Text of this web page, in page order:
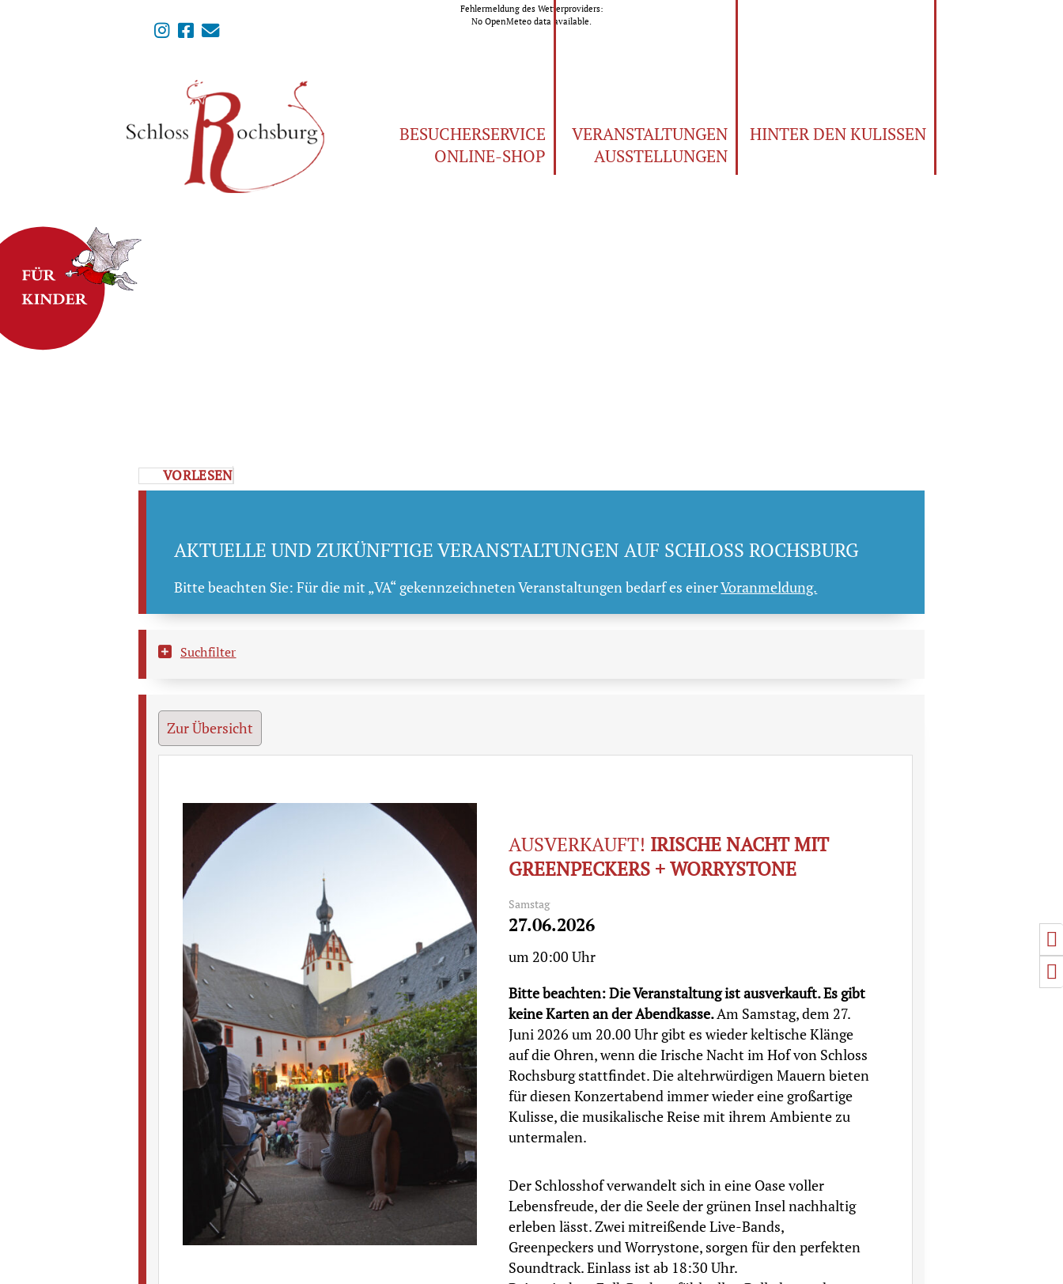
Fehlermeldung des Wetterproviders:
No OpenMeteo data available.
BESUCHERSERVICE
ONLINE-SHOP
VERANSTALTUNGEN
AUSSTELLUNGEN
HINTER DEN KULISSEN
VORLESEN
AKTUELLE UND ZUKÜNFTIGE VERANSTALTUNGEN AUF SCHLOSS ROCHSBURG
Bitte beachten Sie: Für die mit „VA“ gekennzeichneten Veranstaltungen bedarf es einerVoranmeldung.
Suchfilter
Zur Übersicht
AUSVERKAUFT! IRISCHE NACHT MIT
GREENPECKERS + WORRYSTONE
Samstag
27.06.2026
um 20:00 Uhr
Bitte beachten: Die Veranstaltung ist ausverkauft. Es gibt
keine Karten an der Abendkasse.Am Samstag, dem 27.
Juni 2026 um 20.00 Uhr gibt es wieder keltische Klänge
auf die Ohren, wenn die Irische Nacht im Hof von Schloss
Rochsburg stattfindet. Die altehrwürdigen Mauern bieten
für diesen Konzertabend immer wieder eine großartige
Kulisse, die musikalische Reise mit ihrem Ambiente zu
untermalen.
Der Schlosshof verwandelt sich in eine Oase voller
Lebensfreude, der die Seele der grünen Insel nachhaltig
erleben lässt. Zwei mitreißende Live-Bands,
Greenpeckers und Worrystone, sorgen für den perfekten
Soundtrack. Einlass ist ab 18:30 Uhr.